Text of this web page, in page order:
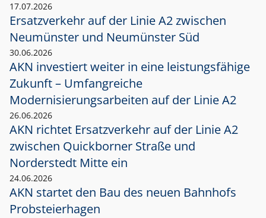
17.07.2026
Ersatzverkehr auf der Linie A2 zwischen
Neumünster und Neumünster Süd
30.06.2026
AKN investiert weiter in eine leistungsfähige
Zukunft – Umfangreiche
Modernisierungsarbeiten auf der Linie A2
26.06.2026
AKN richtet Ersatzverkehr auf der Linie A2
zwischen Quickborner Straße und
Norderstedt Mitte ein
24.06.2026
AKN startet den Bau des neuen Bahnhofs
Probsteierhagen